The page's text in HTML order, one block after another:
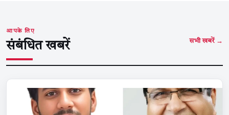
आपके लिए
संबंधित खबरें सभी खबरें →